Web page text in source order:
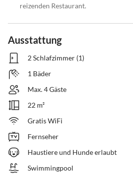
reizenden Restaurant.
Ausstattung
2 Schlafzimmer (1)
1 Bäder
Max. 4 Gäste
22 m²
Gratis WiFi
Fernseher
Haustiere und Hunde erlaubt
Swimmingpool